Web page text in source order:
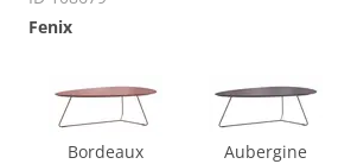
Fenix
Bordeaux Aubergine